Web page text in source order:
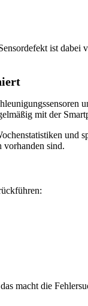
ist
mit der
vorhanden sind.
macht die